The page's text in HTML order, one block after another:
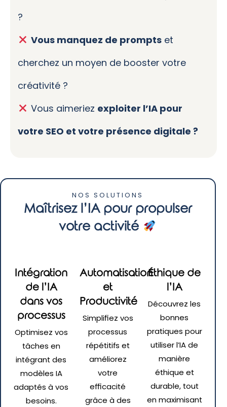
?
Vous manquez de promptset
cherchez un moyen de booster votre
créativité ?
Vous aimeriez exploiter l’IA pour
votre SEO et votre présence digitale ?
NOS SOLUTIONS
Maîtrisez l’IA pour propulser
votre activité
Intégration
de l’IA
dans vos
processus
Optimisez vos
tâches en
intégrant des
modèles IA
adaptés à vos
besoins.
Automatisation
et
Productivité
Simplifiez vos
processus
répétitifs et
améliorez
votre
efficacité
grâce à des
Éthique de
l’IA
Découvrez les
bonnes
pratiques pour
utiliser l’IA de
manière
éthique et
durable, tout
en maximisant